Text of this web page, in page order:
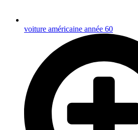
voiture américaine année 60